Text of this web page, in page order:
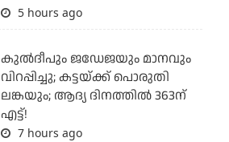
5 hours ago
കുല്‍ദീപും ജഡേജയും മാനവും
വിറപ്പിച്ചു; കട്ടയ്ക്ക് പൊരുതി
ലങ്കയും; ആദ്യ ദിനത്തില്‍ 363ന്
എട്ട്!
7 hours ago